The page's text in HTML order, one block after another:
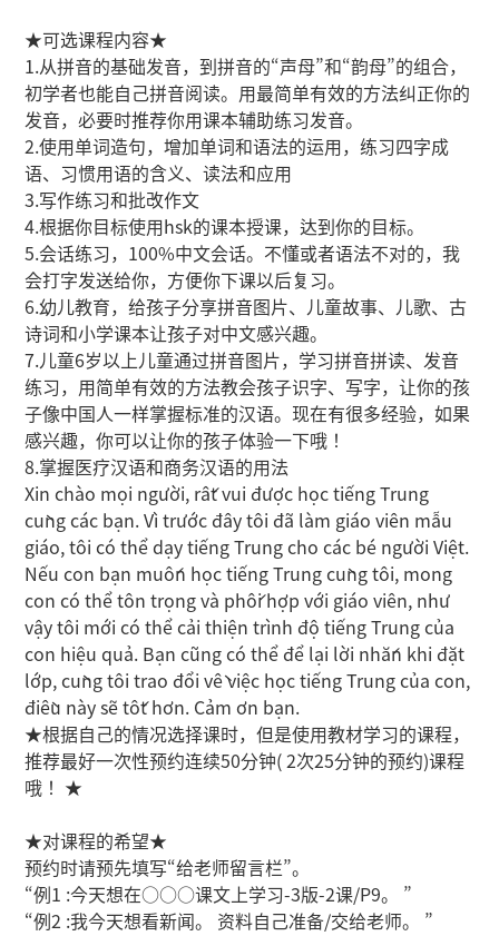
★可选课程内容★
1.从拼音的基础发音，到拼音的“声母”和“韵母”的组合，
初学者也能自己拼音阅读。用最简单有效的方法纠正你的
发音，必要时推荐你用课本辅助练习发音。
2.使用单词造句，增加单词和语法的运用，练习四字成
语、习惯用语的含义、读法和应用
3.写作练习和批改作文
4.根据你目标使用hsk的课本授课，达到你的目标。
5.会话练习，100%中文会话。不懂或者语法不对的，我
会打字发送给你，方便你下课以后复习。
6.幼儿教育，给孩子分享拼音图片、儿童故事、儿歌、古
诗词和小学课本让孩子对中文感兴趣。
7.儿童6岁以上儿童通过拼音图片，学习拼音拼读、发音
练习，用简单有效的方法教会孩子识字、写字，让你的孩
子像中国人一样掌握标准的汉语。现在有很多经验，如果
感兴趣，你可以让你的孩子体验一下哦！
8.掌握医疗汉语和商务汉语的用法
Xin chào mọi người, rất vui được học tiếng Trung
cùng các bạn. Vì trước đây tôi đã làm giáo viên mẫu
giáo, tôi có thể dạy tiếng Trung cho các bé người Việt.
Nếu con bạn muốn học tiếng Trung cùng tôi, mong
con có thể tôn trọng và phối hợp với giáo viên, như
vậy tôi mới có thể cải thiện trình độ tiếng Trung của
con hiệu quả. Bạn cũng có thể để lại lời nhắn khi đặt
lớp, cùng tôi trao đổi về việc học tiếng Trung của con,
điều này sẽ tốt hơn. Cảm ơn bạn.
★根据自己的情况选择课时，但是使用教材学习的课程，
推荐最好一次性预约连续50分钟( 2次25分钟的预约)课程
哦！ ★
★对课程的希望★
预约时请预先填写“给老师留言栏”。
“例1 :今天想在○○○课文上学习-3版-2课/P9。 ”
“例2 :我今天想看新闻。 资料自己准备/交给老师。 ”